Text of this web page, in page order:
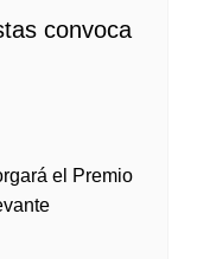
convoca
el Premio